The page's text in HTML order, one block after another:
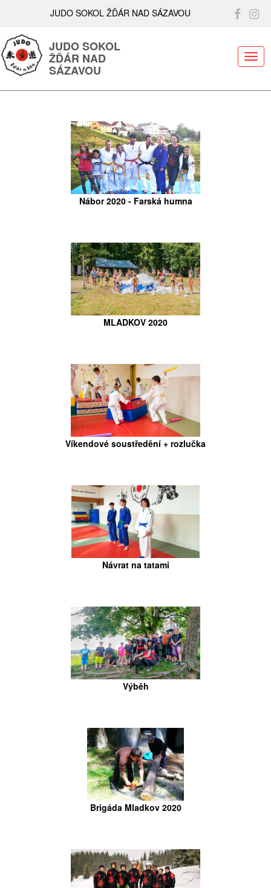
JUDO SOKOL ŽĎÁR NAD SÁZAVOU
JUDO SOKOL
ŽĎÁR NAD
SÁZAVOU
Nábor 2020 - Farská humna
MLADKOV 2020
Víkendové soustředění + rozlučka
Návrat na tatami
Výběh
Brigáda Mladkov 2020